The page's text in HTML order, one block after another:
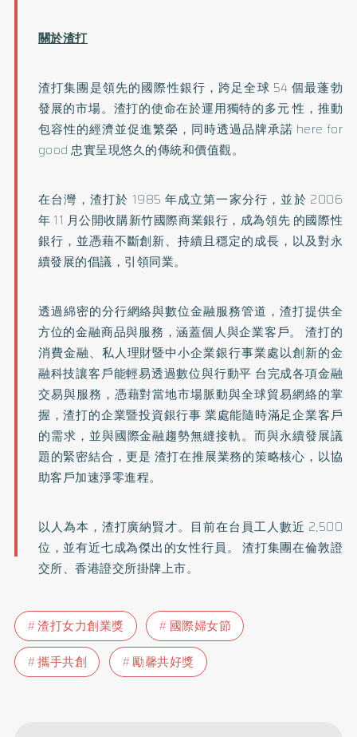
關於渣打
渣打集團是領先的國際性銀行，跨足全球 54 個最蓬勃
發展的市場。渣打的使命在於運用獨特的多元 性，推動
包容性的經濟並促進繁榮，同時透過品牌承諾 here for
good 忠實呈現悠久的傳統和價值觀。
在台灣，渣打於 1985 年成立第一家分行，並於 2006
年 11 月公開收購新竹國際商業銀行，成為領先 的國際性
銀行，並憑藉不斷創新、持續且穩定的成長，以及對永
續發展的倡議，引領同業。
透過綿密的分行網絡與數位金融服務管道，渣打提供全
方位的金融商品與服務，涵蓋個人與企業客戶。 渣打的
消費金融、私人理財暨中小企業銀行事業處以創新的金
融科技讓客戶能輕易透過數位與行動平 台完成各項金融
交易與服務，憑藉對當地市場脈動與全球貿易網絡的掌
握，渣打的企業暨投資銀行事 業處能隨時滿足企業客戶
的需求，並與國際金融趨勢無縫接軌。而與永續發展議
題的緊密結合，更是 渣打在推展業務的策略核心，以協
助客戶加速淨零進程。
以人為本，渣打廣納賢才。目前在台員工人數近 2,500
位，並有近七成為傑出的女性行員。 渣打集團在倫敦證
交所、香港證交所掛牌上市。
渣打女力創業獎
國際婦女節
攜手共創
勵馨共好獎